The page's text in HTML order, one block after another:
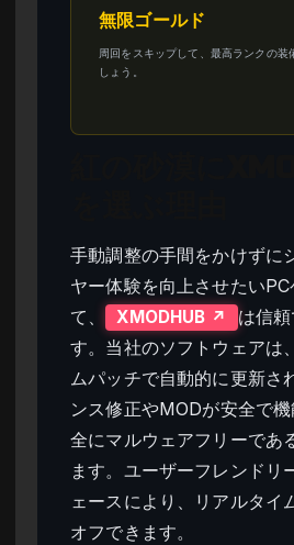
無限ゴールド
周回をスキップして、最高ランクの装
しょう。
手動調整の手間をかけずに
ヤー体験を向上させたい
て、
XMODHUB ↗
は信
す。当社のソフトウェアは
ムパッチで自動的に更新さ
ンス修正やMODが安全で
全にマルウェアフリーであ
ます。ユーザーフレンドリ
ェースにより、リアルタイ
オフできます。